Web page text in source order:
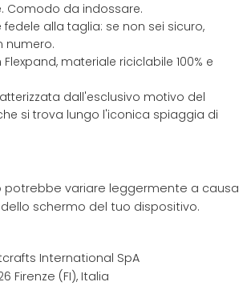
Comodo da indossare.
alla taglia: se non sei sicuro,
numero.
materiale riciclabile 100% e
dall'esclusivo motivo del
si trova lungo l'iconica spiaggia di
potrebbe variare leggermente a causa
schermo del tuo dispositivo.
International SpA
Firenze (FI), Italia